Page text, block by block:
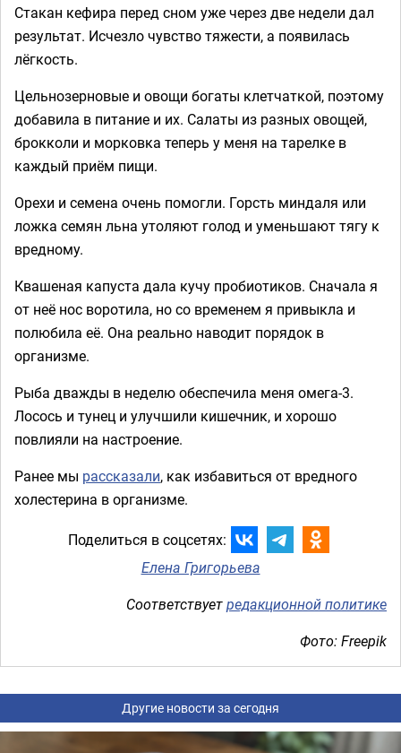
Стакан кефира перед сном уже через две недели дал
результат. Исчезло чувство тяжести, а появилась
лёгкость.
Цельнозерновые и овощи богаты клетчаткой, поэтому
добавила в питание и их. Салаты из разных овощей,
брокколи и морковка теперь у меня на тарелке в
каждый приём пищи.
Орехи и семена очень помогли. Горсть миндаля или
ложка семян льна утоляют голод и уменьшают тягу к
вредному.
Квашеная капуста дала кучу пробиотиков. Сначала я
от неё нос воротила, но со временем я привыкла и
полюбила её. Она реально наводит порядок в
организме.
Рыба дважды в неделю обеспечила меня омега-3.
Лосось и тунец и улучшили кишечник, и хорошо
повлияли на настроение.
Ранее мы рассказали, как избавиться от вредного
холестерина в организме.
Поделиться в соцсетях:
Елена Григорьева
Соответствуетредакционной политике
Фото: Freepik
Другие новости за сегодня